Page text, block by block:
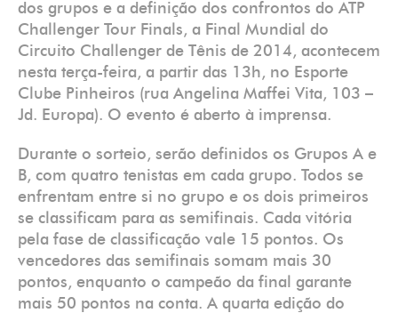
dos grupos e a definição dos confrontos do ATP
Challenger Tour Finals, a Final Mundial do
Circuito Challenger de Tênis de 2014, acontecem
nesta terça-feira, a partir das 13h, no Esporte
Clube Pinheiros (rua Angelina Maffei Vita, 103 –
Jd. Europa). O evento é aberto à imprensa.
Durante o sorteio, serão definidos os Grupos A e
B, com quatro tenistas em cada grupo. Todos se
enfrentam entre si no grupo e os dois primeiros
se classificam para as semifinais. Cada vitória
pela fase de classificação vale 15 pontos. Os
vencedores das semifinais somam mais 30
pontos, enquanto o campeão da final garante
mais 50 pontos na conta. A quarta edição do